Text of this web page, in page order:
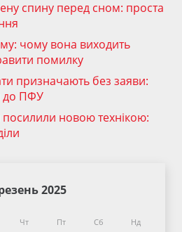
спину перед сном: проста
чому вона виходить
помилку
призначають без заяви:
до ПФУ
новою технікою:
2025
Чт Пт Сб Нд